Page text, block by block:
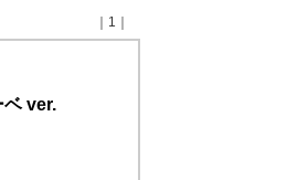
｜1｜
ベ ver.